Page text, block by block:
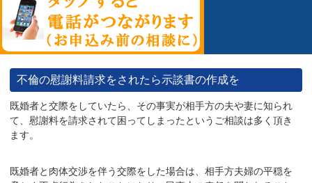
不倫の慰謝料請求をされたら示談書の作成を
既婚者と交際をしていたら、その事実が相手方の夫や妻に知られ
て、慰謝料を請求されて困ってしまったというご相談は多く頂き
ます。
既婚者と肉体交渉を伴う交際をした場合は、相手方夫婦の平穏を